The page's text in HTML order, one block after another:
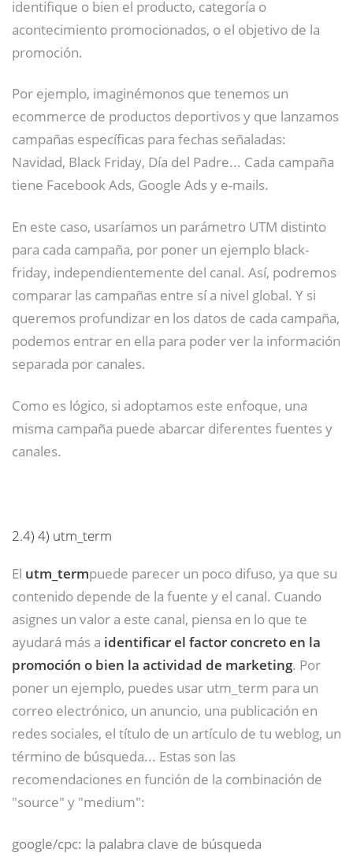
identifique o bien el producto, categoría o
acontecimiento promocionados, o el objetivo de la
promoción.
Por ejemplo, imaginémonos que tenemos un
ecommerce de productos deportivos y que lanzamos
campañas específicas para fechas señaladas:
Navidad, Black Friday, Día del Padre... Cada campaña
tiene Facebook Ads, Google Ads y e-mails.
En este caso, usaríamos un parámetro UTM distinto
para cada campaña, por poner un ejemplo black-
friday, independientemente del canal. Así, podremos
comparar las campañas entre sí a nivel global. Y si
queremos profundizar en los datos de cada campaña,
podemos entrar en ella para poder ver la información
separada por canales.
Como es lógico, si adoptamos este enfoque, una
misma campaña puede abarcar diferentes fuentes y
canales.
2.4) 4) utm_term
El utm_termpuede parecer un poco difuso, ya que su
contenido depende de la fuente y el canal. Cuando
asignes un valor a este canal, piensa en lo que te
ayudará más a identificar el factor concreto en la
promoción o bien la actividad de marketing. Por
poner un ejemplo, puedes usar utm_term para un
correo electrónico, un anuncio, una publicación en
redes sociales, el título de un artículo de tu weblog, un
término de búsqueda... Estas son las
recomendaciones en función de la combinación de
"source" y "medium":
google/cpc: la palabra clave de búsqueda